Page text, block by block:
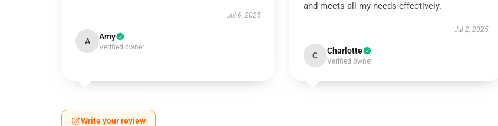
Jul 6, 2025
A Amy
Verified owner
and meets all my needs effectively.
Jul 2, 2025
C Charlotte
Verified owner
Write your review